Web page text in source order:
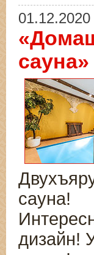
01.12.2020
сауна»
сауна!
дизайн!